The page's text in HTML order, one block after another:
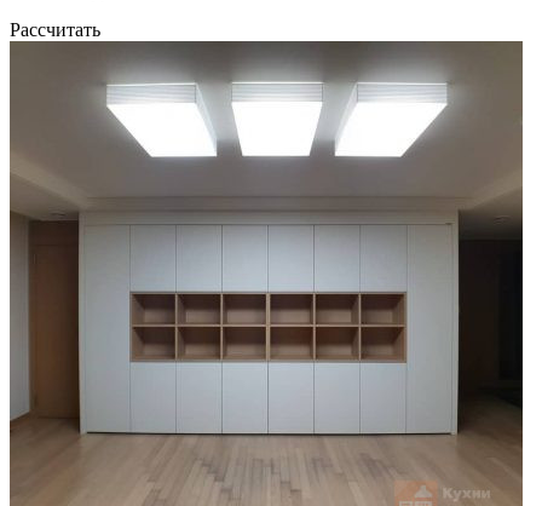
Рассчитать